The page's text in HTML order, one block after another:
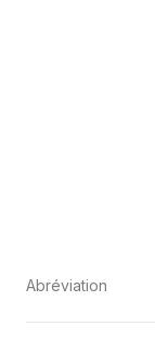
Abréviation